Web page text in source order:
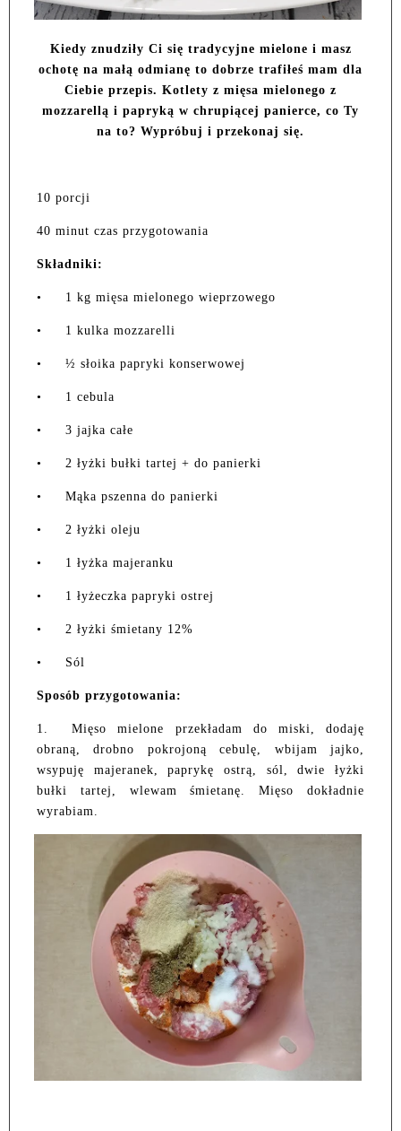
Kiedy znudziły Ci się tradycyjne mielone i masz
ochotę na małą odmianę to dobrze trafiłeś mam dla
Ciebie przepis. Kotlety z mięsa mielonego z
mozzarellą i papryką w chrupiącej panierce, co Ty
na to? Wypróbuj i przekonaj się.
10 porcji
40 minut czas przygotowania
Składniki:
• 1 kg mięsa mielonego wieprzowego
• 1 kulka mozzarelli
• ½ słoika papryki konserwowej
• 1 cebula
• 3 jajka całe
• 2 łyżki bułki tartej + do panierki
• Mąka pszenna do panierki
• 2 łyżki oleju
• 1 łyżka majeranku
• 1 łyżeczka papryki ostrej
• 2 łyżki śmietany 12%
• Sól
Sposób przygotowania:
1.
Mięso mielone przekładam do miski, dodaję
obraną, drobno pokrojoną cebulę, wbijam jajko,
wsypuję majeranek, paprykę ostrą, sól, dwie łyżki
bułki tartej, wlewam śmietanę. Mięso dokładnie
wyrabiam.